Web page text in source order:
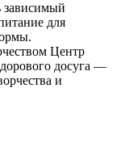
для
Центр
досуга —
и